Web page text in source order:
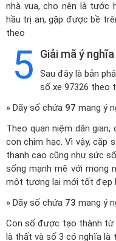
nhà vua, cho nên là tước
hầu trị an, gặp được bề
theo
5 Giải mã ý
Sau đây là bản
số xe 97326 theo
» Dãy số chứa 97 mang ý
Theo quan niệm dân
con chim hạc. Vì vậy, cặp
thanh cao cũng như sức
sống mạnh mẽ với mong
một tương lai mới tốt đẹp
» Dãy số chứa 73 mang ý
Con số được tạo thành từ
là thất và số 3 có nghĩa là